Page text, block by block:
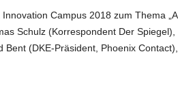
Campus 2018 zum Thema
Schulz (Korrespondent Der
(DKE-Präsident, Phoenix